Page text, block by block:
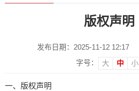
版权声明
发布日期：2025-11-12 12:17
字号：
大 中 小
一、版权声明